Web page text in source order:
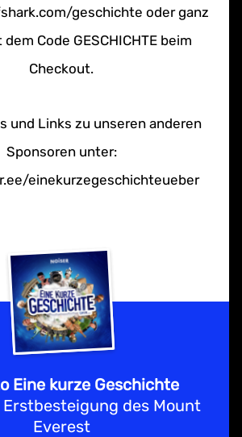
geschichte oder ganz
Code GESCHICHTE beim
Checkout.
und Links zu unseren anderen
Sponsoren unter:
einekurzegeschichteueber
Eine kurze Geschichte
Erstbesteigung des Mount
Everest